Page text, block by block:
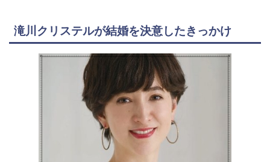
滝川クリステルが結婚を決意したきっかけ